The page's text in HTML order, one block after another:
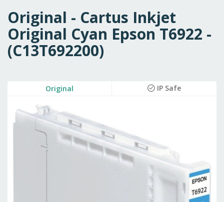
Original - Cartus Inkjet
Original Cyan Epson T6922 -
(C13T692200)
end
of
Original IP Safe